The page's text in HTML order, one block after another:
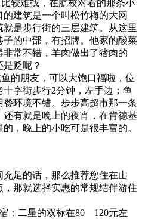
较难找，在航校对着的那条小
建筑是一个叫松竹梅的大网
是步行街的三层建筑。从这里
的中部，有招牌。他家的酸菜
常不错，羊肉做出了猪肉的
是贬呢？
的朋友，可以大饱口福啦，位
字街步行2分钟，左手边；鱼
环境不错。步步高超市那一条
有就是晚上的夜宵，在肯德基
，晚上的小吃可是很丰富的。
足的话，那么推荐您住在山
，那就选择实惠的常规结伴游住
：二星的双标在80—120元左